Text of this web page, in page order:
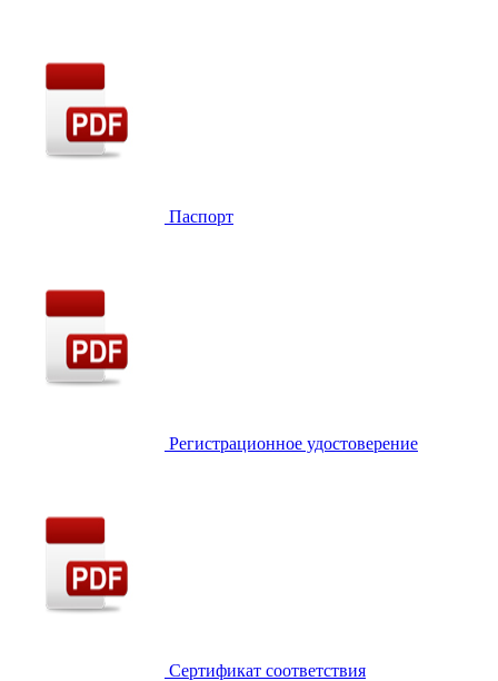
Паспорт
Регистрационное удостоверение
Сертификат соответствия